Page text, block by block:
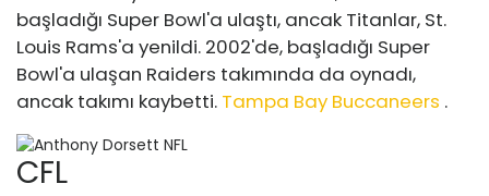
başladığı Super Bowl'a ulaştı, ancak Titanlar, St.
Louis Rams'a yenildi. 2002'de, başladığı Super
Bowl'a ulaşan Raiders takımında da oynadı,
ancak takımı kaybetti. Tampa Bay Buccaneers .
CFL